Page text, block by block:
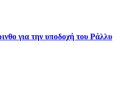
για την υποδοχή του Ράλλυ